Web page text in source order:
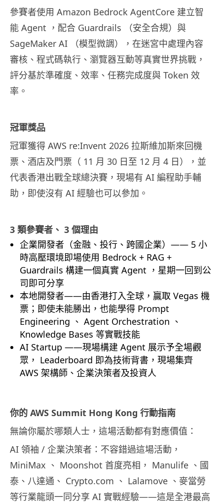
參賽者使用 Amazon Bedrock AgentCore 建立智
能 Agent ，配合 Guardrails （安全合規）與
SageMaker AI （模型微調），在迷宮中處理內容
審核、程式碼執行、瀏覽器互動等真實世界挑戰，
評分基於準確度、效率、任務完成度與 Token 效
率。
冠軍獎品
冠軍獲得 AWS re:Invent 2026 拉斯維加斯來回機
票、酒店及門票（ 11 月 30 日至 12 月 4 日），並
代表香港出戰全球總決賽，現場有 AI 編程助手輔
助，即使沒有 AI 經驗也可以參加。
3 類參賽者、 3 個理由
企業開發者（金融、投行、跨國企業）—— 5 小
時高壓環境即場使用 Bedrock + RAG +
Guardrails 構建一個真實 Agent ，星期一回到公
司即可分享
本地開發者——由香港打入全球，贏取 Vegas 機
票；即使未能勝出，也能學得 Prompt
Engineering 、 Agent Orchestration 、
Knowledge Bases 等實戰技能
AI Startup ——現場構建 Agent 展示予全場觀
眾， Leaderboard 即為技術背書，現場集齊
AWS 架構師、企業決策者及投資人
你的 AWS Summit Hong Kong 行動指南
無論你屬於哪類人士，這場活動都有對應價值：
AI 領袖 / 企業決策者：不容錯過這場活動，
MiniMax 、 Moonshot 首度亮相， Manulife 、國
泰、八達通、 Crypto.com 、 Lalamove 、麥當勞
等行業龍頭一同分享 AI 實戰經驗——這是全港最高